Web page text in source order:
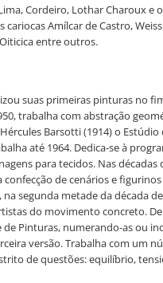
Cordeiro, Lothar Charoux e
cariocas Amílcar de Castro,
entre outros.
suas primeiras pinturas no
trabalha com abstração
Barsotti (1914) o Estúdio
até 1964. Dedica-se à
para tecidos. Nas décadas
de cenários e
segunda metade da década
do movimento concreto.
Pinturas, numerando-as ou
versão. Trabalha com um
de questões: equilíbrio,